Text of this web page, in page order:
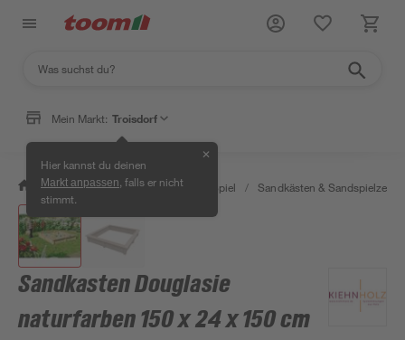
Mein Markt: Troisdorf
Hier kannst du deinen
Markt anpassen , falls er nicht
stimmt.
✕
/ Garten & Freizeit / Outdoor & Spiel / Sandkästen & Sandspielzeug
Sandkasten Douglasie
naturfarben 150 x 24 x 150 cm